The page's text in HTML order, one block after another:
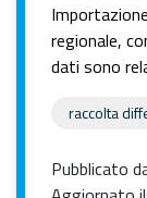
regionale,
dati sono
raccolta
Pubblicato